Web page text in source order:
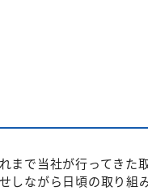
まで当社が行ってきた
しながら日頃の取り組